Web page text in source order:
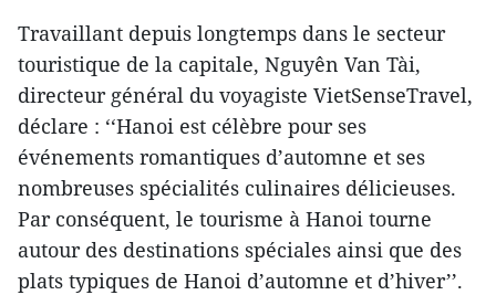
Travaillant depuis longtemps dans le secteur
touristique de la capitale, Nguyên Van Tài,
directeur général du voyagiste VietSenseTravel,
déclare : ‘‘Hanoi est célèbre pour ses
événements romantiques d’automne et ses
nombreuses spécialités culinaires délicieuses.
Par conséquent, le tourisme à Hanoi tourne
autour des destinations spéciales ainsi que des
plats typiques de Hanoi d’automne et d’hiver’’.